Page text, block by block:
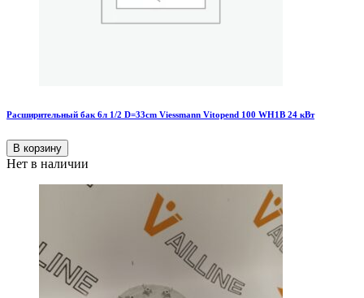
Расширительный бак 6л 1/2 D=33cm Viessmann Vitopend 100 WH1B 24 кВт
В корзину
Нет в наличии